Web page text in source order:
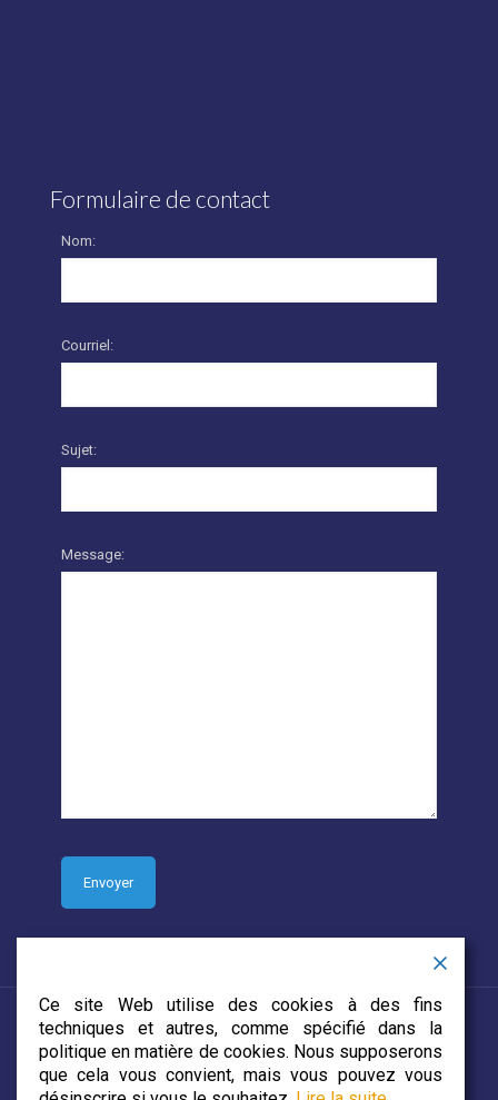
Formulaire de contact
Nom:
Courriel:
Sujet:
Message:
© 2019 CJECDN. Tous droits réservés. Site web conçu par
Ce site Web utilise des cookies à des fins
techniques et autres, comme spécifié dans la
politique en matière de cookies. Nous supposerons
que cela vous convient, mais vous pouvez vous